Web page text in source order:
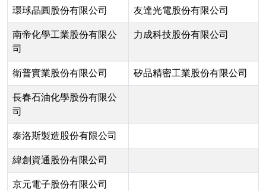
環球晶圓股份有限公司 友達光電股份有限公司
南帝化學工業股份有限公
司
力成科技股份有限公司
衛普實業股份有限公司 矽品精密工業股份有限公司
長春石油化學股份有限公
司
泰洛斯製造股份有限公司
緯創資通股份有限公司
京元電子股份有限公司